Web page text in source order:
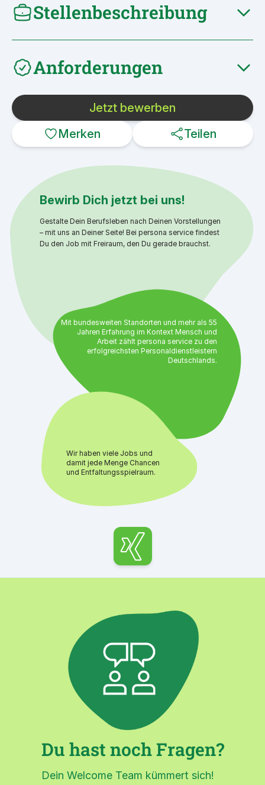
Stellenbeschreibung
Anforderungen
Jetzt bewerben
Merken
Teilen
Bewirb Dich jetzt bei uns!
Gestalte Dein Berufsleben nach Deinen Vorstellungen
– mit uns an Deiner Seite! Bei persona service findest
Du den Job mit Freiraum, den Du gerade brauchst.
Mit bundesweiten Standorten und mehr als 55
Jahren Erfahrung im Kontext Mensch und
Arbeit zählt persona service zu den
erfolgreichsten Personaldienstleistern
Deutschlands.
Wir haben viele Jobs und
damit jede Menge Chancen
und Entfaltungsspielraum.
Du hast noch Fragen?
Dein Welcome Team kümmert sich!